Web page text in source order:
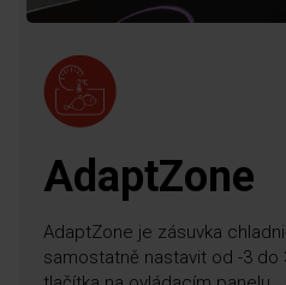
AdaptZone
AdaptZone je zásuvka
samostatně nastavit od -3 do